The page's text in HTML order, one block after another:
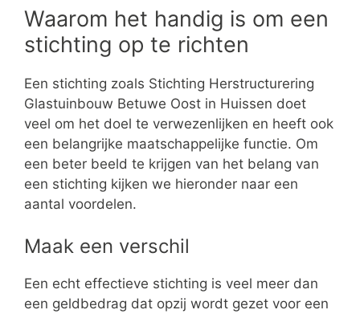
Waarom het handig is om een
stichting op te richten
Een stichting zoals Stichting Herstructurering
Glastuinbouw Betuwe Oost in Huissen doet
veel om het doel te verwezenlijken en heeft ook
een belangrijke maatschappelijke functie. Om
een beter beeld te krijgen van het belang van
een stichting kijken we hieronder naar een
aantal voordelen.
Maak een verschil
Een echt effectieve stichting is veel meer dan
een geldbedrag dat opzij wordt gezet voor een